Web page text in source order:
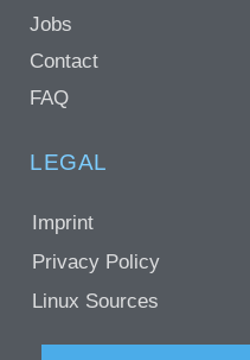
Jobs
Contact
FAQ
LEGAL
Imprint
Privacy Policy
Linux Sources